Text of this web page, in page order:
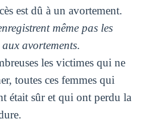
est dû à un avortement.
même pas les
avortements.
les victimes qui ne
toutes ces femmes qui
était sûr et qui ont perdu la